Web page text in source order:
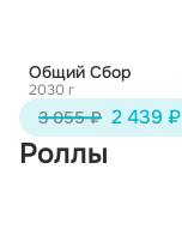
Общий Сбор
2030 г
3 055 ₽ 2 439 ₽
Роллы